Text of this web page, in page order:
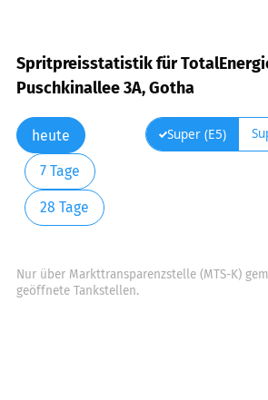
Spritpreisstatistik für
Puschkinallee 3A, Gotha
heute
7 Tage
28 Tage
Super (E5)
Nur über Markttransparenzstelle (MTS-K)
geöffnete Tankstellen.